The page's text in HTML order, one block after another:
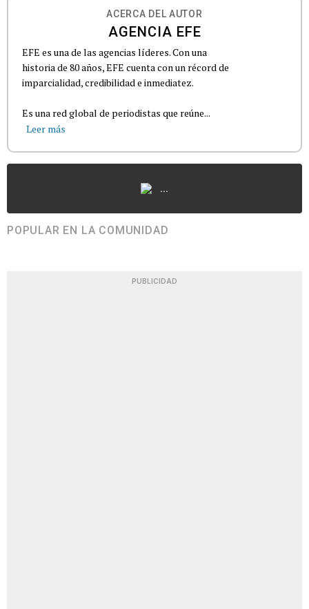
ACERCA DEL AUTOR
AGENCIA EFE
EFE es una de las agencias líderes. Con una
historia de 80 años, EFE cuenta con un récord de
imparcialidad, credibilidad e inmediatez.
Es una red global de periodistas que reúne...
Leer más
...
POPULAR EN LA COMUNIDAD
PUBLICIDAD